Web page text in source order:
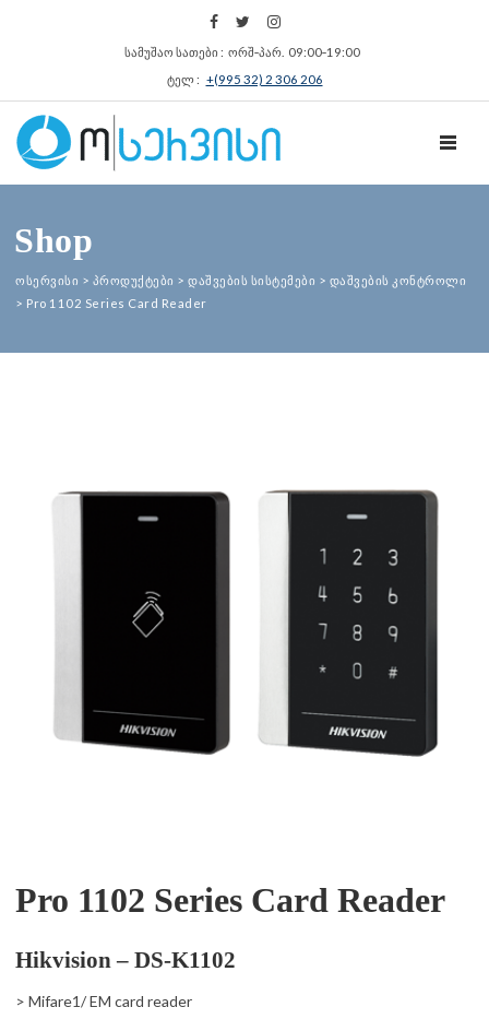
სამუშაო სათები : ორშ‑პარ. 09:00‑19:00
ტელ : +(995 32) 2 306 206
Shop
ოსერვისი > პროდუქტები > დაშვების სისტემები > დაშვების კონტროლი
> Pro 1102 Series Card Reader
Pro 1102 Series Card Reader
Hikvision – DS-K1102
> Mifare1/ EM card reader